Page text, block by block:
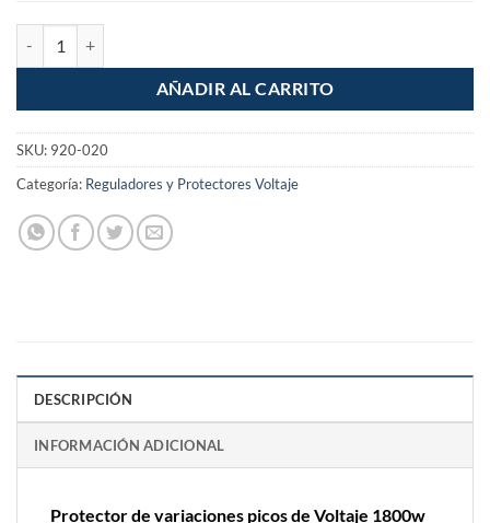
AÑADIR AL CARRITO
SKU: 920-020
Categoría: Reguladores y Protectores Voltaje
DESCRIPCIÓN
INFORMACIÓN ADICIONAL
Protector de variaciones picos de Voltaje 1800w